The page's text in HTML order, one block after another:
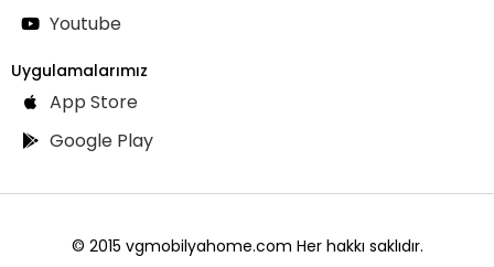
Youtube
Uygulamalarımız
App Store
Google Play
© 2015 vgmobilyahome.com Her hakkı saklıdır.